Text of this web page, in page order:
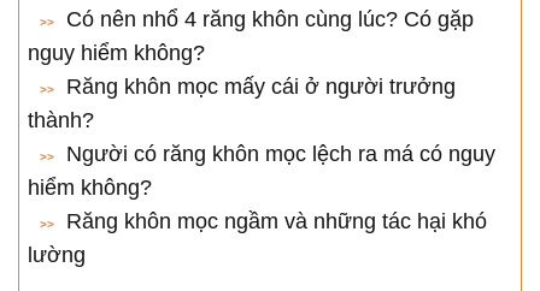
Có nên nhổ 4 răng khôn cùng lúc? Có gặp
nguy hiểm không?
Răng khôn mọc mấy cái ở người trưởng
thành?
Người có răng khôn mọc lệch ra má có nguy
hiểm không?
Răng khôn mọc ngầm và những tác hại khó
lường